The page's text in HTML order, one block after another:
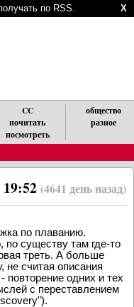
по RSS. X
CC
почитать
посмотреть
общество
разное
(4641 день назад)
по плаванию.
по существу там где-то
треть. А больше
не считая описания
повторение одних и тех
с переставлением